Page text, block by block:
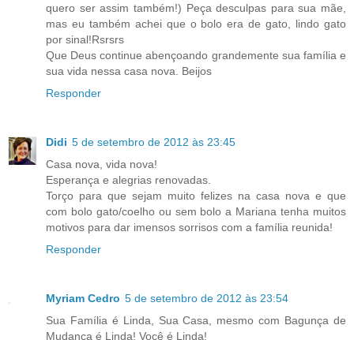
quero ser assim também!) Peça desculpas para sua mãe,
mas eu também achei que o bolo era de gato, lindo gato
por sinal!Rsrsrs
Que Deus continue abençoando grandemente sua família e
sua vida nessa casa nova. Beijos
Responder
Didi 5 de setembro de 2012 às 23:45
Casa nova, vida nova!
Esperança e alegrias renovadas.
Torço para que sejam muito felizes na casa nova e que
com bolo gato/coelho ou sem bolo a Mariana tenha muitos
motivos para dar imensos sorrisos com a família reunida!
Responder
Myriam Cedro 5 de setembro de 2012 às 23:54
Sua Família é Linda, Sua Casa, mesmo com Bagunça de
Mudança é Linda! Você é Linda!